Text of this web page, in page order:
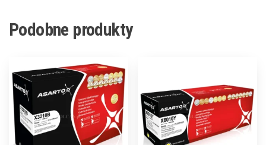
Podobne produkty